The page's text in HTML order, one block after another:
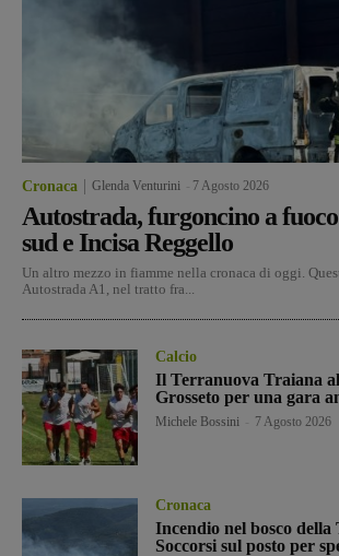
Cronaca Glenda Venturini 7 Agosto 2026
Autostrada, furgoncino a
sud e Incisa Reggello
Un altro mezzo in fiamme nella cronaca di oggi.
Autostrada A1, nel tratto fra...
Calcio
Il Terranuova Traiana
Grosseto per una gara
Michele Bossini 7 Agosto 2026
Cronaca
Incendio nel bosco della
Soccorsi sul posto per